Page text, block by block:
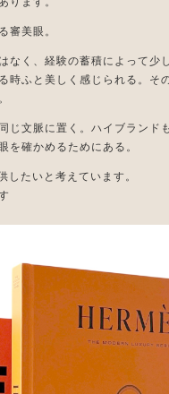
審美眼。
なく、経験の蓄積によって少
時ふと美しく感じられる。そ
じ文脈に置く。ハイブランド
を確かめるためにある。
したいと考えています。